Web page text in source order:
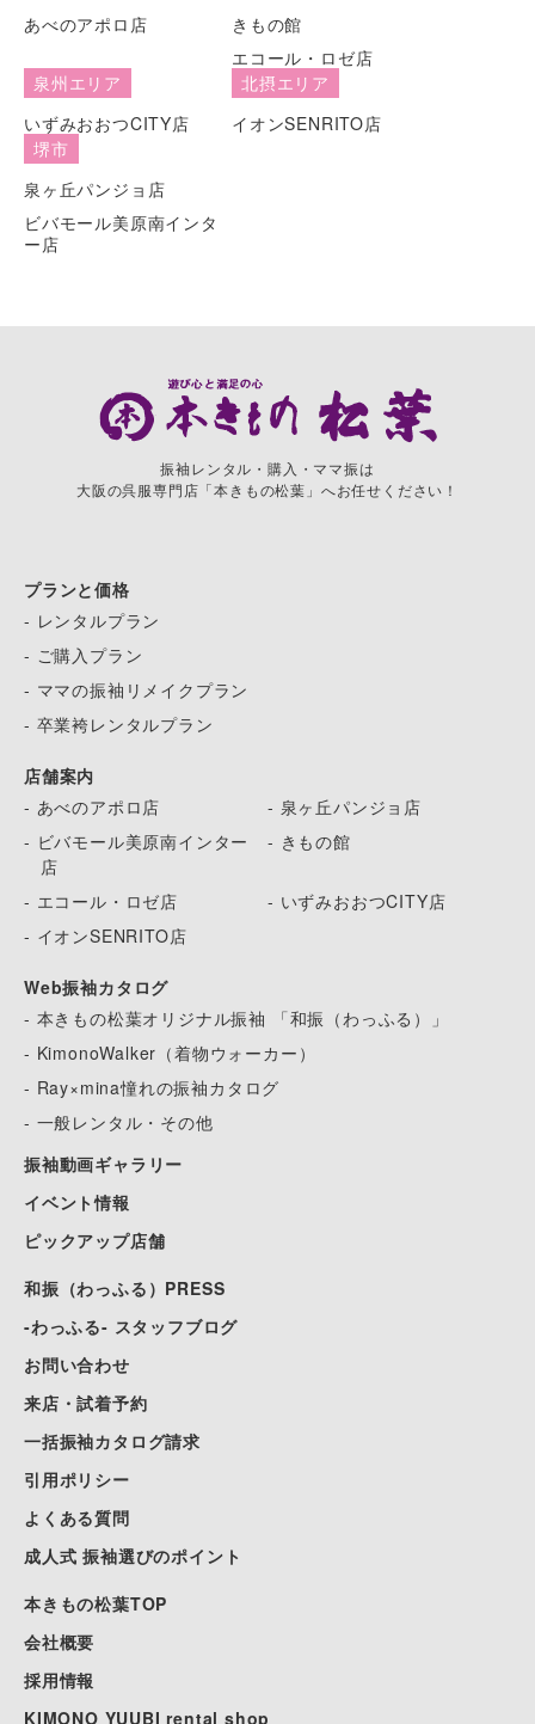
あべのアポロ店
きもの館
エコール・ロゼ店
泉州エリア
いずみおおつCITY店
北摂エリア
イオンSENRITO店
堺市
泉ヶ丘パンジョ店
ビバモール美原南インタ
ー店
振袖レンタル・購入・ママ振は
大阪の呉服専門店「本きもの松葉」へお任せください！
プランと価格
- レンタルプラン
- ご購入プラン
- ママの振袖リメイクプラン
- 卒業袴レンタルプラン
店舗案内
- あべのアポロ店
- 泉ヶ丘パンジョ店
- ビバモール美原南インター
店
- きもの館
- エコール・ロゼ店
- いずみおおつCITY店
- イオンSENRITO店
Web振袖カタログ
- 本きもの松葉オリジナル振袖 「和振（わっふる）」
- KimonoWalker（着物ウォーカー）
- Ray×mina憧れの振袖カタログ
- 一般レンタル・その他
振袖動画ギャラリー
イベント情報
ピックアップ店舗
和振（わっふる）PRESS
-わっふる- スタッフブログ
お問い合わせ
来店・試着予約
一括振袖カタログ請求
引用ポリシー
よくある質問
成人式 振袖選びのポイント
本きもの松葉TOP
会社概要
採用情報
KIMONO YUUBI rental shop